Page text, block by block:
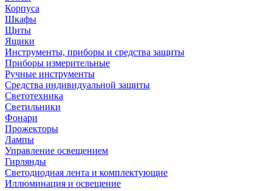
Корпуса
Шкафы
Щиты
Ящики
Инструменты, приборы и средства защиты
Приборы измерительные
Ручные инструменты
Средства индивидуальной защиты
Светотехника
Светильники
Фонари
Прожекторы
Лампы
Управление освещением
Гирлянды
Светодиодная лента и комплектующие
Иллюминация и освещение